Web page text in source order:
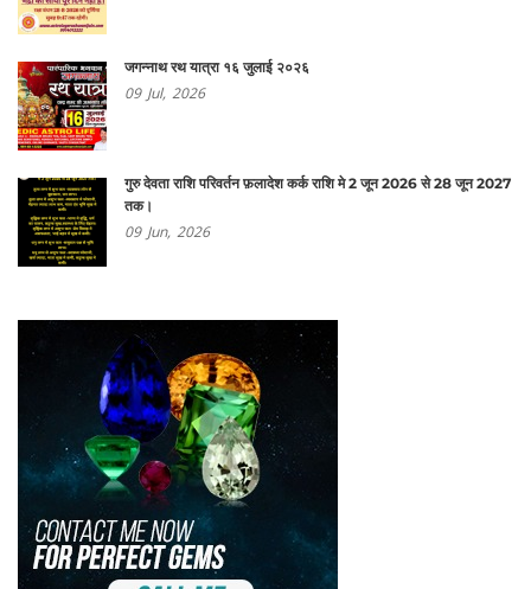
जगन्नाथ रथ यात्रा १६ जुलाई २०२६
09 Jul, 2026
गुरु देवता राशि परिवर्तन फ़लादेश कर्क राशि मे 2 जून 2026 से 28 जून 2027
तक।
09 Jun, 2026